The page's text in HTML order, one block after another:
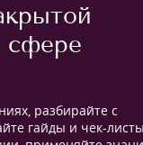
сфере
разбирайте с
гайды и чек-